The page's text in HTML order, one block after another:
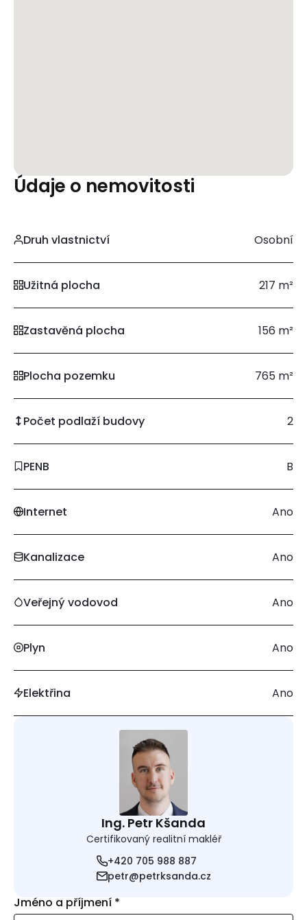
Údaje o nemovitosti
Druh vlastnictví Osobní
Užitná plocha 217 m²
Zastavěná plocha 156 m²
Plocha pozemku 765 m²
Počet podlaží budovy 2
PENB B
Internet Ano
Kanalizace Ano
Veřejný vodovod Ano
Plyn Ano
Elektřina Ano
Ing. Petr Kšanda
Certifikovaný realitní makléř
+420 705 988 887
petr@petrksanda.cz
Jméno a příjmení *